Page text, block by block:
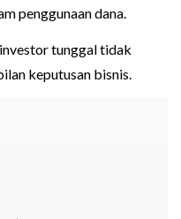
penggunaan dana.
tunggal tidak
keputusan bisnis.